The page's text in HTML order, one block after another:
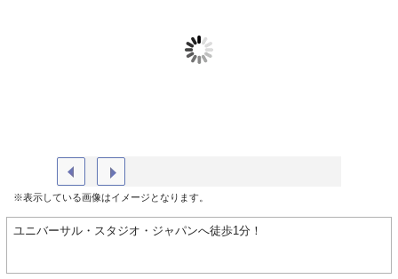
※表示している画像はイメージとなります。
ユニバーサル・スタジオ・ジャパンへ徒歩1分！